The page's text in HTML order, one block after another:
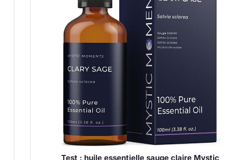
Test : huile essentielle sauge claire Mystic